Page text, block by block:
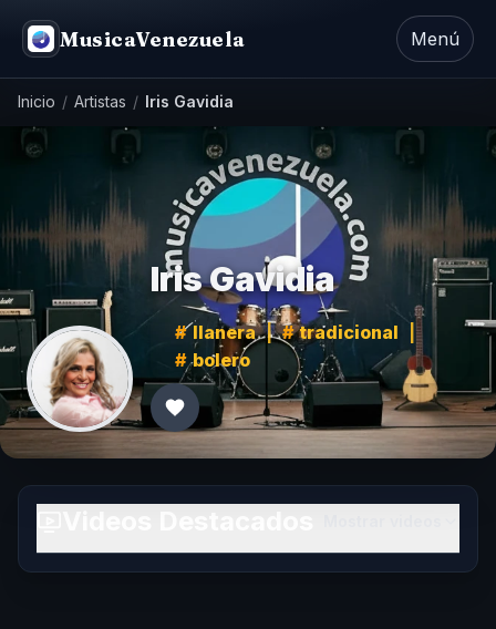
MusicaVenezuela Menú
Inicio / Artistas / Iris Gavidia
Iris Gavidia
llanera | tradicional
bolero